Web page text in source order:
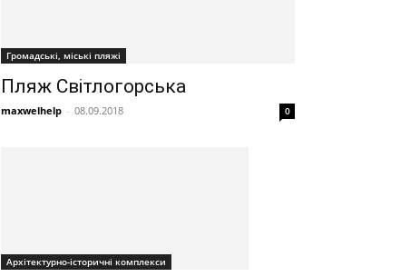
Громадські, міські пляжі
Пляж Світлогорська
maxwelhelp - 08.09.2018 0
Архітектурно-історичні комплекси